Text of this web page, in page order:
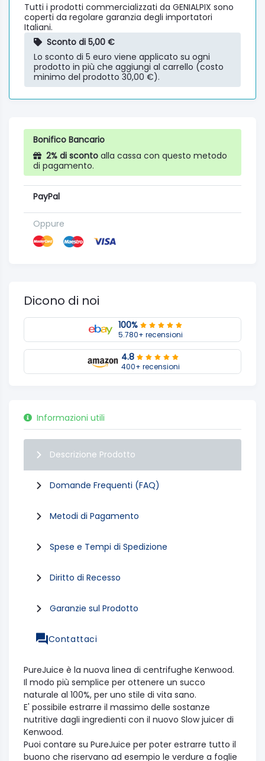
Tutti i prodotti commercializzati da GENIALPIX sono
coperti da regolare garanzia degli importatori
Italiani.
Sconto di 5,00 €
Lo sconto di 5 euro viene applicato su ogni
prodotto in più che aggiungi al carrello (costo
minimo del prodotto 30,00 €).
Bonifico Bancario
2% di sconto alla cassa con questo metodo
di pagamento.
PayPal
Oppure
Dicono di noi
100%
5.780+ recensioni
4.8
400+ recensioni
Informazioni utili
Descrizione Prodotto
Domande Frequenti (FAQ)
Metodi di Pagamento
Spese e Tempi di Spedizione
Diritto di Recesso
Garanzie sul Prodotto
Contattaci
PureJuice è la nuova linea di centrifughe Kenwood.
Il modo più semplice per ottenere un succo
naturale al 100%, per uno stile di vita sano.
E' possibile estrarre il massimo delle sostanze
nutritive dagli ingredienti con il nuovo Slow juicer di
Kenwood.
Puoi contare su PureJuice per poter estrarre tutto il
buono che riservano ad esempio le verdure a foglie